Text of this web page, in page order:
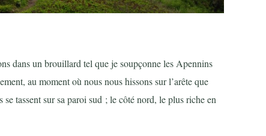
dans un brouillard tel que je soupçonne les Apennins
au moment où nous nous hissons sur l’arête que
tassent sur sa paroi sud ; le côté nord, le plus riche en